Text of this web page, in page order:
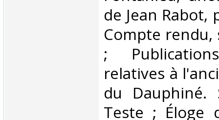
de Jean Rabot,
Compte rendu,
;
relatives à
du Dauphiné.
Teste ; Éloge